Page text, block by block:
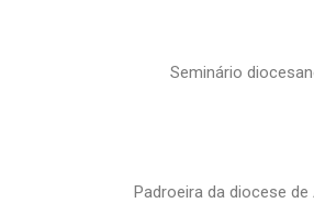
Seminário
Padroeira da diocese de